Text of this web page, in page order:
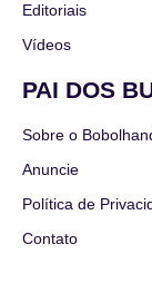
Editoriais
Vídeos
PAI DOS
Sobre o
Anuncie
Política de
Contato